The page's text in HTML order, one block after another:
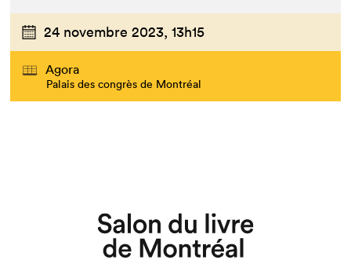
24 novembre 2023, 13h15
Agora
Palais des congrès de Montréal